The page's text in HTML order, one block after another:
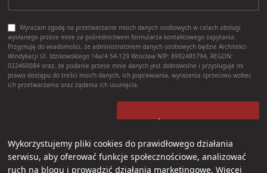
Wyrażam zgodę na przetwarzanie moich danych osobowych w celach obsługi
wysłanego przeze mnie za pośrednictwem formularza kontaktowego zapytania.
Przyjmuję do wiadomości, że administratorem danych osobowych będzie Architekci
Windykacji Ul. Idzikowskiego 14a/4 54-129 Wrocław NIP: 8992485794, REGON:
022460084 oraz, że podanie przeze mnie danych jest dobrowolne i przysługuje mi
prawo dostępu do treści moich danych, ich poprawiania, wyrażenia sprzeciwu wobec
ich przetwarzania oraz żądania ich usunięcia.
WYŚLIJ FORMULARZ
Wykorzystujemy pliki cookies do prawidłowego działania
serwisu, aby oferować funkcje społecznościowe, analizować
ruch na blogu i prowadzić działania marketingowe. Więcej